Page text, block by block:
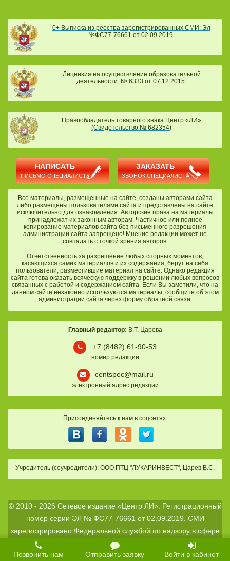
Позвонить нам Отправить заявку Войти в кабинет
0+ Выписка из реестра зарегистрированных СМИ: Эл
№ФС77-76661 от 02.09.2019.
Лицензия на осуществление образовательной
деятельности: № 6333 от 07.12.2015.
Правообладатель товарного знака Центр «ЛИ»
(Свидетельство № 682354)
НАПИСАТЬ
ПИСЬМО СПЕЦИАЛИСТУ
ЗАКАЗАТЬ
ЗВОНОК СПЕЦИАЛИСТА
Все материалы, размещенные на сайте, созданы авторами сайта
либо размещены пользователями сайта и представлены на сайте
исключительно для ознакомления. Авторские права на материалы
принадлежат их законным авторам. Частичное или полное
копирование материалов сайта без письменного разрешения
администрации сайта запрещено! Мнение редакции может не
совпадать с точкой зрения авторов.
Ответственность за разрешение любых спорных моментов,
касающихся самих материалов и их содержания, берут на себя
пользователи, разместившие материал на сайте. Однако редакция
сайта готова оказать всяческую поддержку в решении любых вопросов
связанных с работой и содержанием сайта. Если Вы заметили, что на
данном сайте незаконно используются материалы, сообщите об этом
администрации сайта через форму обратной связи.
Главный редактор: В.Т. Царева
+7 (8482) 61-90-53
номер редакции
centspec@mail.ru
электронный адрес редакции
Присоединяйтесь к нам в соцсетях:
Учредитель (соучредители): ООО ПТЦ "ЛУКАРИНВЕСТ", Царев В.С.
© 2010 - 2026 Сетевое издание «Центр ЛИ». Регистрационный
номер серии ЭЛ № ФС77-76661 от 02.09.2019. СМИ
зарегистрировано Федеральной службой по надзору в сфере
связи, информационных технологий и массовых
коммуникаций (Роскомнадзором).